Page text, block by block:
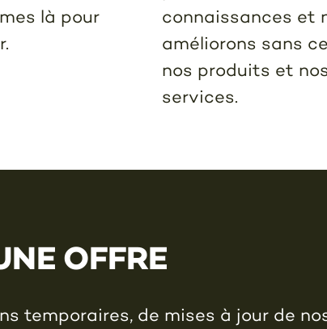
là pour
connaissances et
améliorons sans
nos produits et
services.
OFFRE
temporaires, de mises à jour de